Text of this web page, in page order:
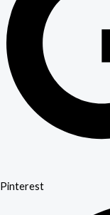
Pinterest